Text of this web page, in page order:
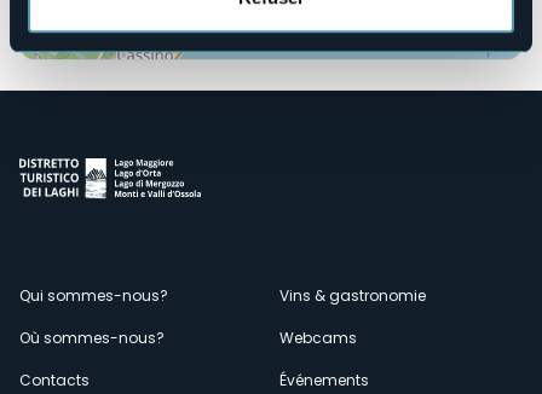
Menù
secondario
Qui sommes-nous?
Où sommes-nous?
Contacts
Vins & gastronomie
Webcams
Événements